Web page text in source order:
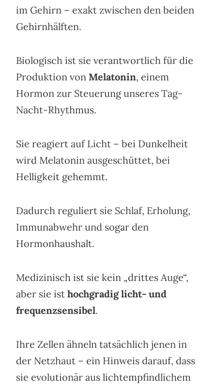
im Gehirn – exakt zwischen den beiden
Gehirnhälften.
Biologisch ist sie verantwortlich für die
Produktion von Melatonin, einem
Hormon zur Steuerung unseres Tag-
Nacht-Rhythmus.
Sie reagiert auf Licht – bei Dunkelheit
wird Melatonin ausgeschüttet, bei
Helligkeit gehemmt.
Dadurch reguliert sie Schlaf, Erholung,
Immunabwehr und sogar den
Hormonhaushalt.
Medizinisch ist sie kein „drittes Auge“,
aber sie isthochgradig licht- und
frequenzsensibel.
Ihre Zellen ähneln tatsächlich jenen in
der Netzhaut – ein Hinweis darauf, dass
sie evolutionär aus lichtempfindlichem